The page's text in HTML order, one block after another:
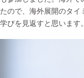
たので、海外展開のタ
学びを見返すと思います。